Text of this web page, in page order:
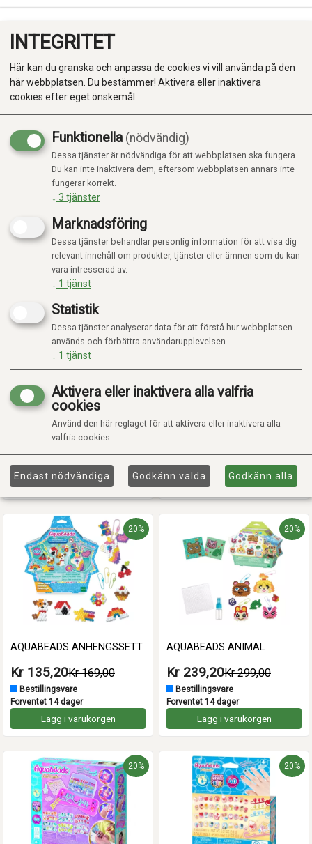
Produkter
Kategorier
PYSSEL
Visar 96 produkter
AQUABEADS 3D DYRESÆT
Kr 135,20Kr 169,00
Bestillingsvare
Forventet 14 dager
Lägg i varukorgen
PERLE-UNIVERS
Bestillingsvare
Forventet 14 dager
Lägg i varukorgen
20%
AQUABEADS ANHENGSSETT
Kr 135,20Kr 169,00
Bestillingsvare
Forventet 14 dager
Lägg i varukorgen
20%
AQUABEADS ANIMAL
CROSSING NEW HORIZONS
FIGURSETT
Kr 239,20Kr 299,00
Bestillingsvare
Forventet 14 dager
Lägg i varukorgen
20% 20%
INTEGRITET
Här kan du granska och anpassa de cookies vi vill använda på den
här webbplatsen. Du bestämmer! Aktivera eller inaktivera
cookies efter eget önskemål.
Funktionella (nödvändig)
Dessa tjänster är nödvändiga för att webbplatsen ska fungera.
Du kan inte inaktivera dem, eftersom webbplatsen annars inte
fungerar korrekt.
↓ 3 tjänster
Marknadsföring
Dessa tjänster behandlar personlig information för att visa dig
relevant innehåll om produkter, tjänster eller ämnen som du kan
vara intresserad av.
↓ 1 tjänst
Statistik
Dessa tjänster analyserar data för att förstå hur webbplatsen
används och förbättra användarupplevelsen.
↓ 1 tjänst
Aktivera eller inaktivera alla valfria
cookies
Använd den här reglaget för att aktivera eller inaktivera alla
valfria cookies.
Endast nödvändiga Godkänn valda Godkänn alla